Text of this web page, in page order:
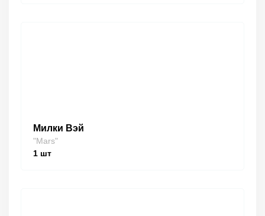
Милки Вэй
"Mars"
1 шт